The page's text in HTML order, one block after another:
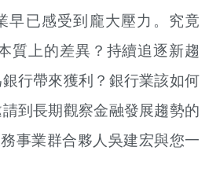
早已感受到龐大壓力。究竟
質上的差異？持續追逐新趨
行帶來獲利？銀行業該如何
到長期觀察金融發展趨勢的
事業群合夥人吳建宏與您一